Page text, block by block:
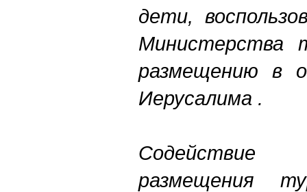
дети,
Министерства
размещению в
Иерусалима .
размещения